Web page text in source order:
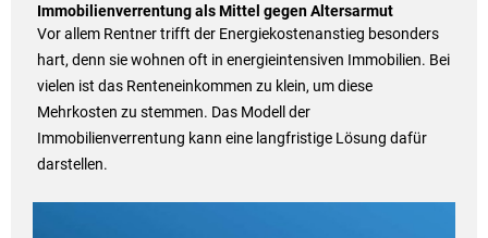
Immobilienverrentung als Mittel gegen Altersarmut
Vor allem Rentner trifft der Energiekostenanstieg besonders
hart, denn sie wohnen oft in energieintensiven Immobilien. Bei
vielen ist das Renteneinkommen zu klein, um diese
Mehrkosten zu stemmen. Das Modell der
Immobilienverrentung kann eine langfristige Lösung dafür
darstellen.